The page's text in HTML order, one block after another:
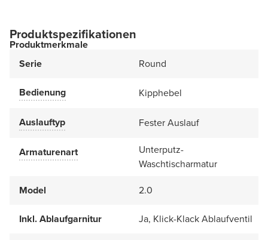
Produktspezifikationen
Produktmerkmale
Serie
Round
Bedienung Kipphebel
Auslauftyp Fester Auslauf
Armaturenart
Unterputz-
Waschtischarmatur
Model
2.0
Inkl. Ablaufgarnitur Ja, Klick-Klack Ablaufventil